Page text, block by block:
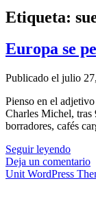
Etiqueta:
Europa se
Publicado el julio
Pienso en el
Charles Michel, tras
borradores, cafés
Seguir leyendoEuropa
se
Deja un comentario
Unit WordPress